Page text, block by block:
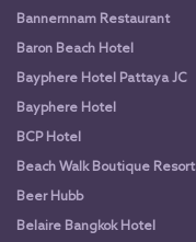
Bannernnam Restaurant
Baron Beach Hotel
Bayphere Hotel Pattaya JC
Bayphere Hotel
BCP Hotel
Beach Walk Boutique Resort
Beer Hubb
Belaire Bangkok Hotel